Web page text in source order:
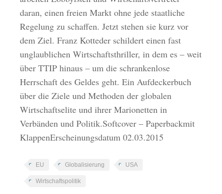
daran, einen freien Markt ohne jede staatliche
Regelung zu schaffen. Jetzt stehen sie kurz vor
dem Ziel. Franz Kotteder schildert einen fast
unglaublichen Wirtschaftsthriller, in dem es – weit
über TTIP hinaus – um die schrankenlose
Herrschaft des Geldes geht. Ein Aufdeckerbuch
über die Ziele und Methoden der globalen
Wirtschaftselite und ihrer Marionetten in
Verbänden und Politik.Softcover – Paperbackmit
KlappenErscheinungsdatum 02.03.2015
EU Globalisierung USA
Wirtschaftspolitik